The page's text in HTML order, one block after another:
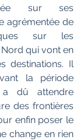
sur ses
agrémentée de
sur les
qui vont en
destinations. Il
la période
a dû attendre
des frontières
enfin poser le
change en rien